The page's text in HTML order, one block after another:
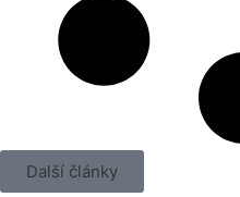
Další články